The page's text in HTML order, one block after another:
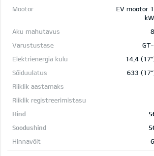
EV mootor
14,4
633